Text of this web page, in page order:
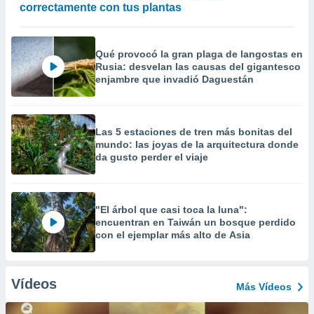
correctamente con tus plantas
Qué provocó la gran plaga de langostas en
Rusia: desvelan las causas del gigantesco
enjambre que invadió Daguestán
Las 5 estaciones de tren más bonitas del
mundo: las joyas de la arquitectura donde
da gusto perder el viaje
"El árbol que casi toca la luna":
encuentran en Taiwán un bosque perdido
con el ejemplar más alto de Asia
Vídeos Más Vídeos